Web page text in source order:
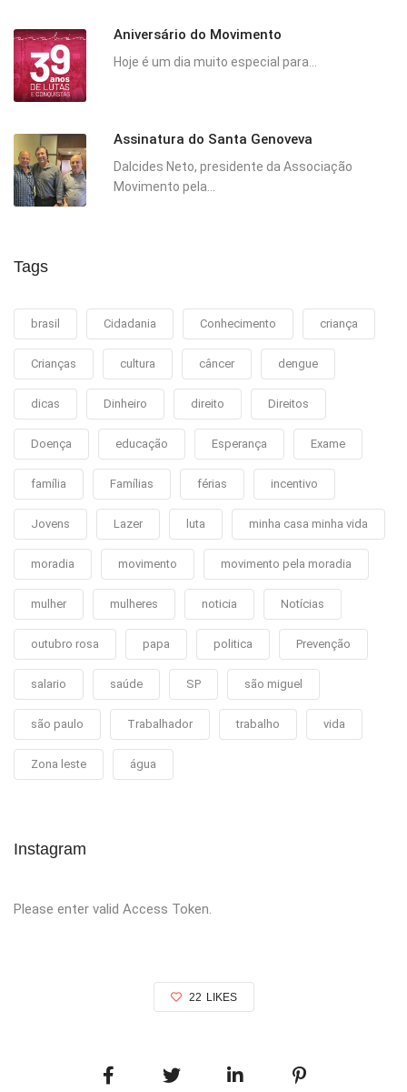
Aniversário do Movimento
Hoje é um dia muito especial para...
Assinatura do Santa Genoveva
Dalcides Neto, presidente da Associação
Movimento pela...
Tags
brasil Cidadania Conhecimento criança
Crianças cultura câncer dengue
dicas Dinheiro direito Direitos
Doença educação Esperança Exame
família Famílias férias incentivo
Jovens Lazer luta minha casa minha vida
moradia movimento movimento pela moradia
mulher mulheres noticia Notícias
outubro rosa papa politica Prevenção
salario saúde SP são miguel
são paulo Trabalhador trabalho vida
Zona leste água
Instagram
Please enter valid Access Token.
22 LIKES